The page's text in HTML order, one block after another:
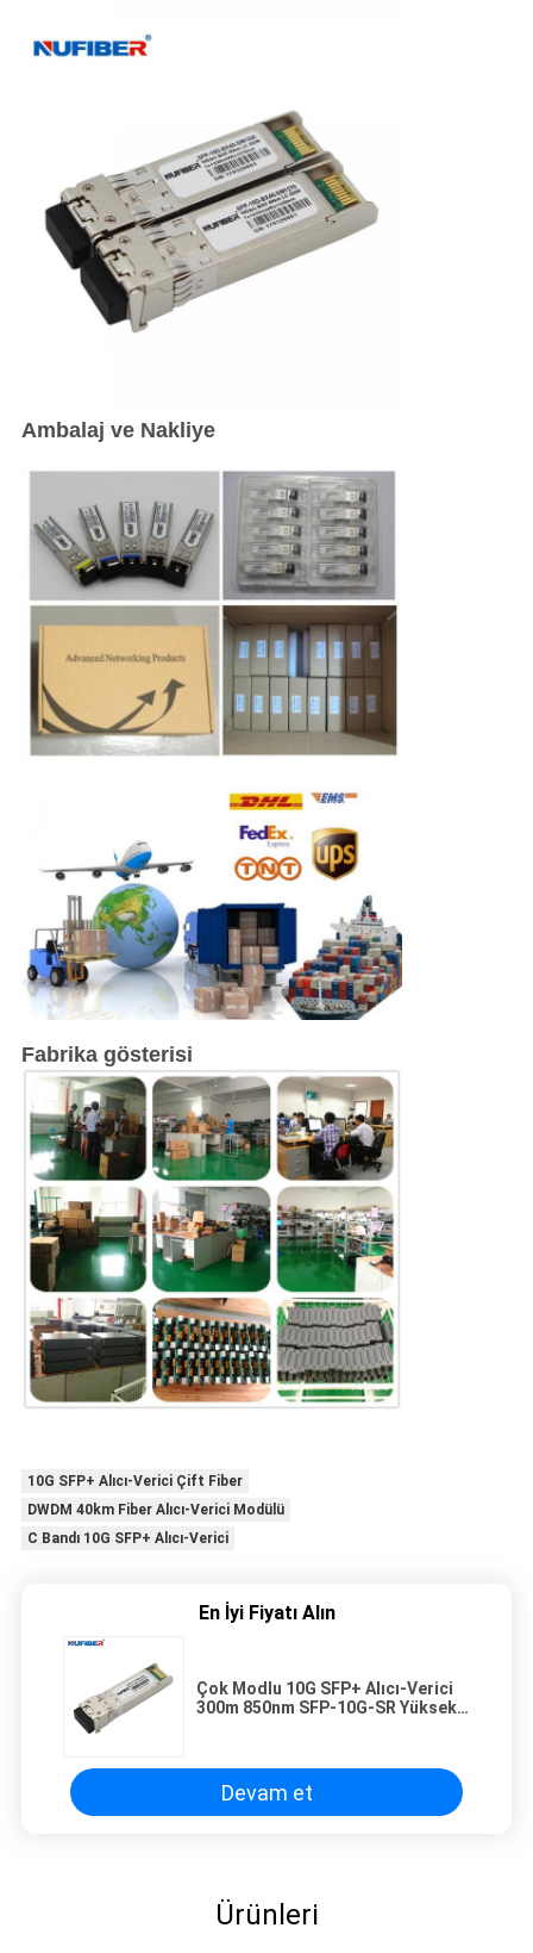
Ambalaj ve Nakliye
Fabrika gösterisi
10G SFP+ Alıcı-Verici Çift Fiber
DWDM 40km Fiber Alıcı-Verici Modülü
C Bandı 10G SFP+ Alıcı-Verici
En İyi Fiyatı Alın
Çok Modlu 10G SFP+ Alıcı-Verici
300m 850nm SFP-10G-SR Yüksek
Devam et
Ürünleri